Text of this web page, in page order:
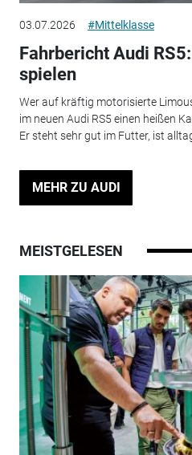
03.07.2026 #Mittelklasse
Fahrbericht Audi
spielen
Wer auf kräftig motorisierte
im neuen Audi RS5 einen heißen
Er steht sehr gut im Futter, ist
MEHR ZU AUDI
MEISTGELESEN